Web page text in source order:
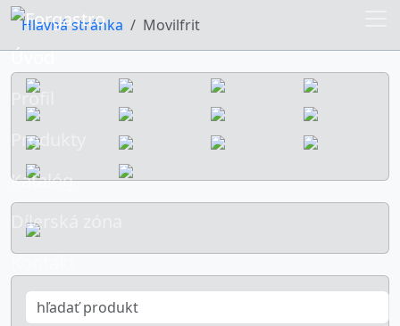
Úvod
Profil
Produkty
Katalóg
Dílerská zóna
Kontakt
Hlavná stránka Movilfrit
pultové vitríny a fritézy - dopredaj